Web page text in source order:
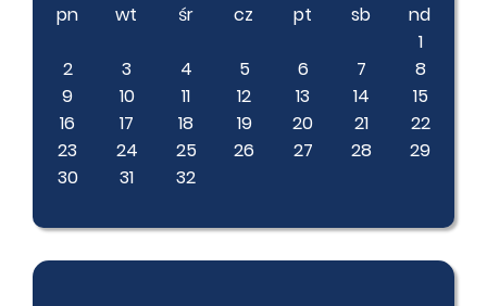
pn
wt śr cz pt sb
nd
1
2
3 4 5 6 7
8
9
10 11 12 13 14
15
16
17 18 19 20 21
22
23
24 25 26 27 28
29
30
31 32